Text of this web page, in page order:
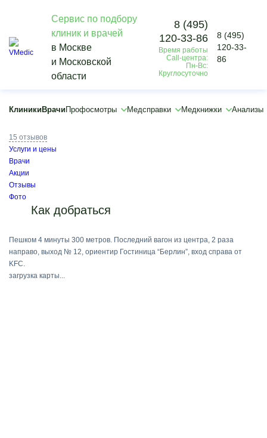
Сервис по подбору
клиник и врачей
в Москве
и Московской
области
8 (495)
120-33-86
Время работы
Call-центра:
Пн-Вс:
Круглосуточно
8 (495)
120-33-
86
Клиники Врачи Профосмотры Медсправки Медкнижки Анализы
Vmedic
Клиники
Медцентр «Доктор с Вами», метро Каховская
Малая Юшуньская, 1к1
15 отзывов
Услуги и цены
Врачи
Акции
Отзывы
Фото
Как добраться
Пешком 4 минуты 300 метров. Последний вагон из центра, 2 раза
направо, выход № 12, ориентир Гостиница “Берлин”, вход справа от
KFC.
загрузка карты...